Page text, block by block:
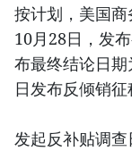
按计划，美国
10月28日，发
布最终结论日
日发布反倾销征
发起反补贴调